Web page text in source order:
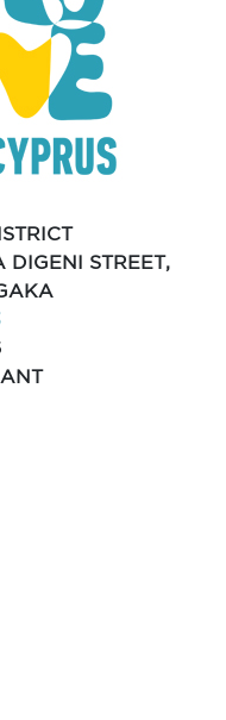
DIGENI STREET,